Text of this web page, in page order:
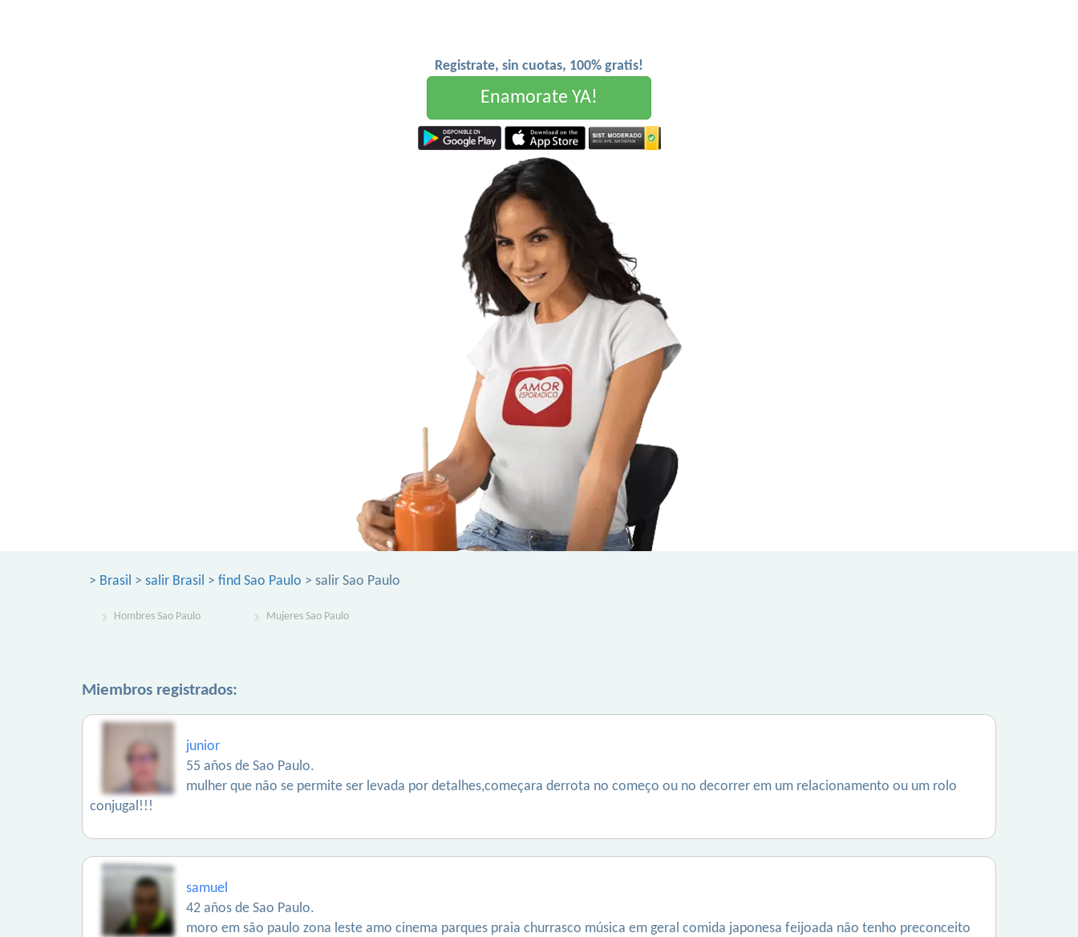
Registrate, sin cuotas, 100% gratis!
Enamorate YA!
> Brasil > salir Brasil > find Sao Paulo > salir Sao Paulo
Hombres Sao Paulo Mujeres Sao Paulo
Miembros registrados:
junior
55 años de Sao Paulo.
mulher que não se permite ser levada por detalhes,começara derrota no começo ou no decorrer em um relacionamento ou um rolo
conjugal!!!
samuel
42 años de Sao Paulo.
moro em são paulo zona leste amo cinema parques praia churrasco música em geral comida japonesa feijoada não tenho preconceito